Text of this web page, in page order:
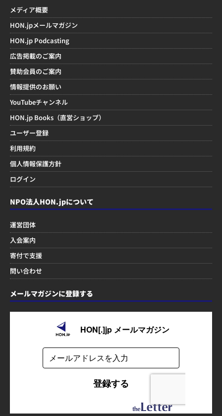
メディア概要
HON.jpメールマガジン
HON.jp Podcasting
広告掲載のご案内
賛助会員のご案内
情報提供のお願い
YouTubeチャンネル
HON.jp Books（直営ショップ）
ユーザー登録
利用規約
個人情報保護方針
ログイン
NPO法人HON.jpについて
運営団体
入会案内
寄付で支援
問い合わせ
メールマガジンに登録する